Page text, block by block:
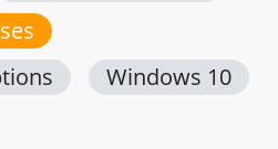
Windows 10